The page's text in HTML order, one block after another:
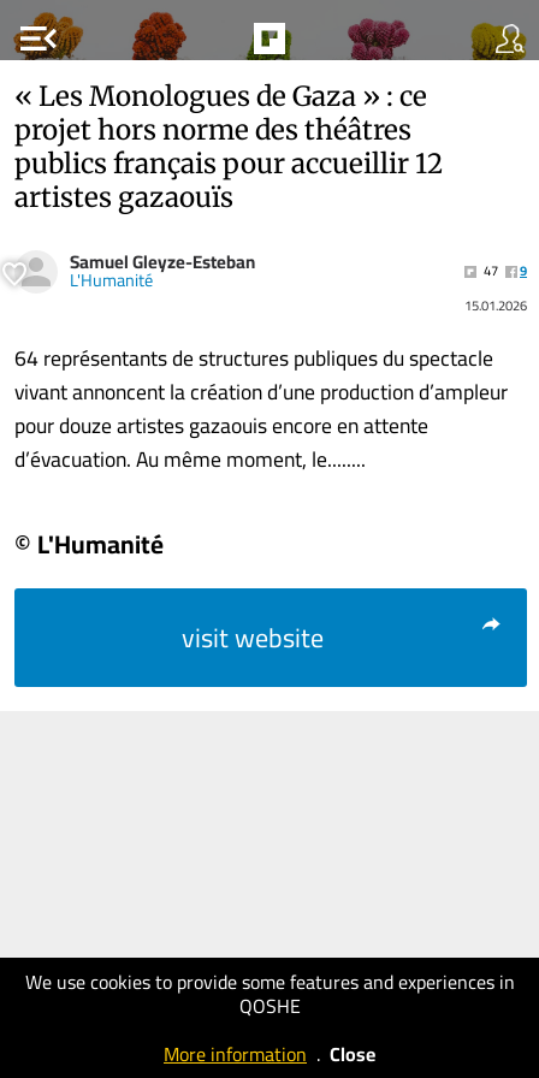
menu_open
We use cookies to provide some features and experiences in
QOSHE
More information . Close
« Les Monologues de Gaza » : ce
projet hors norme des théâtres
publics français pour accueillir 12
artistes gazaouïs
Samuel Gleyze-Esteban
L'Humanité 47
9
15.01.2026
64 représentants de structures publiques du spectacle
vivant annoncent la création d’une production d’ampleur
pour douze artistes gazaouis encore en attente
d’évacuation. Au même moment, le........
© L'Humanité
visit website